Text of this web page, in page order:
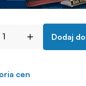
Dodaj
cen